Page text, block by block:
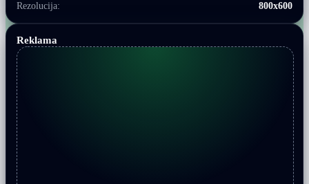
Rezolucija:
800x600
Reklama